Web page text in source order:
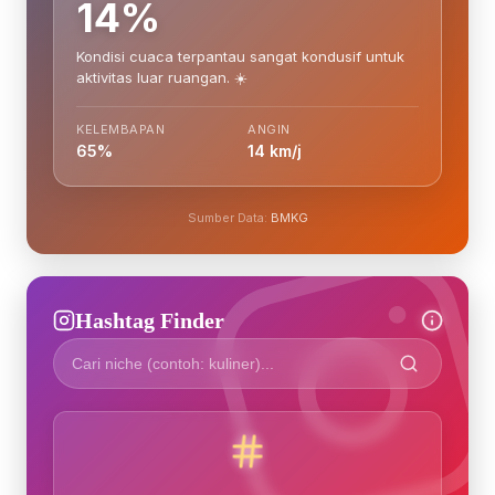
14%
Kondisi cuaca terpantau sangat kondusif untuk
aktivitas luar ruangan. ☀️
KELEMBAPAN
65%
ANGIN
14 km/j
Sumber Data: BMKG
Hashtag Finder